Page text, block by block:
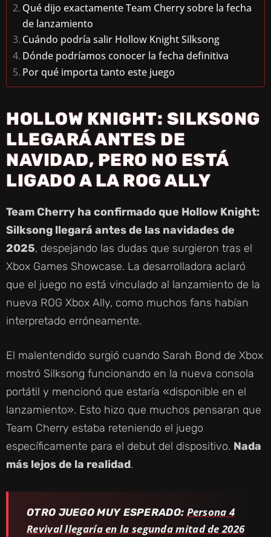
Qué dijo exactamente Team Cherry sobre la fecha
de lanzamiento
Cuándo podría salir Hollow Knight Silksong
Dónde podríamos conocer la fecha definitiva
Por qué importa tanto este juego
HOLLOW KNIGHT: SILKSONG
LLEGARÁ ANTES DE
NAVIDAD, PERO NO ESTÁ
LIGADO A LA ROG ALLY
Team Cherry ha confirmado que Hollow Knight:
Silksong llegará antes de las navidades de
2025, despejando las dudas que surgieron tras el
Xbox Games Showcase. La desarrolladora aclaró
que el juego no está vinculado al lanzamiento de la
nueva ROG Xbox Ally, como muchos fans habían
interpretado erróneamente.
El malentendido surgió cuando Sarah Bond de Xbox
mostró Silksong funcionando en la nueva consola
portátil y mencionó que estaría «disponible en el
lanzamiento». Esto hizo que muchos pensaran que
Team Cherry estaba reteniendo el juego
específicamente para el debut del dispositivo. Nada
más lejos de la realidad.
OTRO JUEGO MUY ESPERADO: Persona 4
Revival llegaría en la segunda mitad de 2026